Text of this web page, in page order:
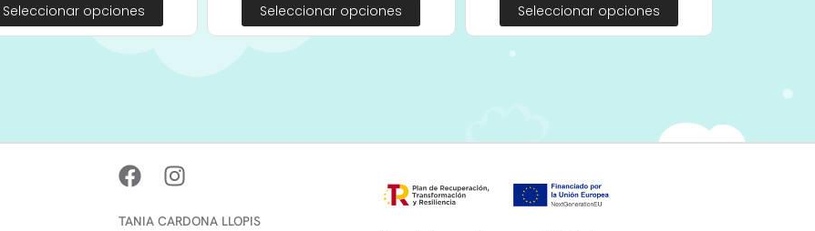
Seleccionar opciones Seleccionar opciones Seleccionar opciones
TANIA CARDONA LLOPIS